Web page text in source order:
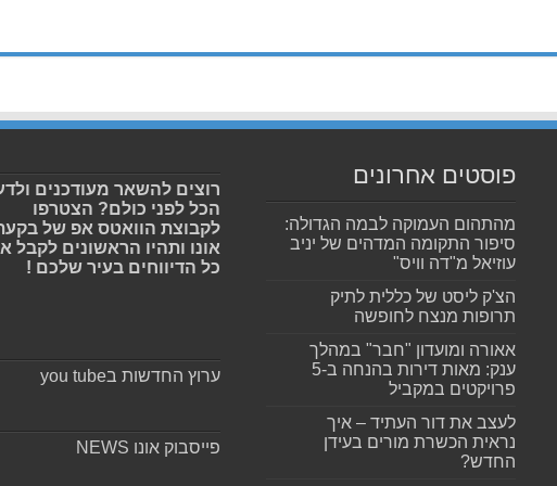
פוסטים אחרונים
מהתהום העמוקה לבמה הגדולה:
סיפור התקומה המדהים של יניב
עוזיאל מ"דה וויס"
הצ'ק ליסט של כללית לתיק
תרופות מנצח לחופשה
אאורה ומועדון "חבר" במהלך
ענק: מאות דירות בהנחה ב-5
פרויקטים במקביל
לעצב את דור העתיד – איך
נראית הכשרת מורים בעידן
החדש?
רוצים להשאר מעודכנים
הכל לפני כולם? הצטרפו
לקבוצת הוואטס אפ של
אונו ותהיו הראשונים לקבל
כל הדיווחים בעיר שלכם !
ערוץ החדשות בyou tube
פייסבוק אונו NEWS